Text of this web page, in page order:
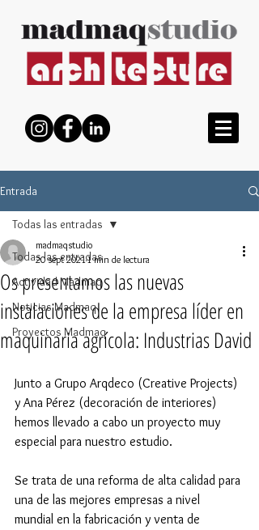
Entrada
Todas las entradas
Actividad Madmaq
Noticias Madmaq
Proyectos Madmaq
Todas las entradas
Os presentamos las nuevas
instalaciones de la empresa líder en
maquinaria agrícola: Industrias David
madmaqstudio
20 sept 20211 min de lectura
Junto a Grupo Arqdeco (Creative Projects)
y Ana Pérez (decoración de interiores)
hemos llevado a cabo un proyecto muy
especial para nuestro estudio.
Se trata de una reforma de alta calidad para
una de las mejores empresas a nivel
mundial en la fabricación y venta de